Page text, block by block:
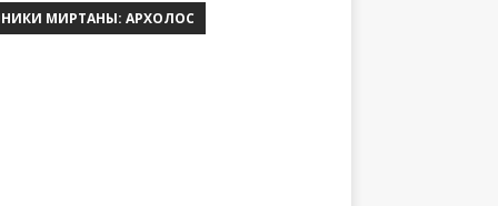
МИРТАНЫ: АРХОЛОС